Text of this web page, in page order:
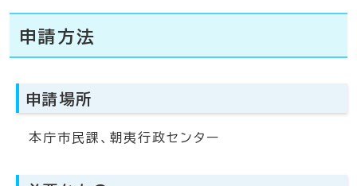
申請方法
申請場所
本庁市民課、朝夷行政センター